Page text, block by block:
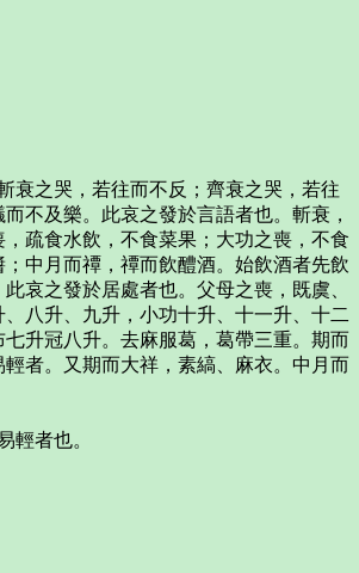
衰之哭，若往而不反；齊衰之哭，若往
不及樂。此哀之發於言語者也。斬衰，
疏食水飲，不食菜果；大功之喪，不食
中月而禫，禫而飲醴酒。始飲酒者先飲
哀之發於居處者也。父母之喪，既虞、
八升、九升，小功十升、十一升、十二
升冠八升。去麻服葛，葛帶三重。期而
者。又期而大祥，素縞、麻衣。中月而
輕者也。